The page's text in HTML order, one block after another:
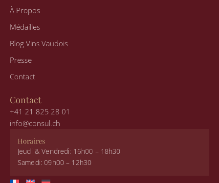
À Propos
Médailles
Blog Vins Vaudois
Presse
Contact
Contact
+41 21 825 28 01
info@consul.ch
Horaires
Jeudi & Vendredi: 16h00 – 18h30
Samedi: 09h00 – 12h30